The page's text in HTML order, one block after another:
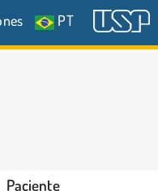
PT
Paciente